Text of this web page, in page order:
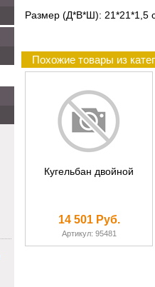
Размер (Д*В*Ш): 21*21*1,5
Похожие товары из
Кугельбан двойной
14 501 Руб.
Артикул: 95481